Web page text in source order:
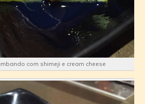
com shimeji e cream cheese